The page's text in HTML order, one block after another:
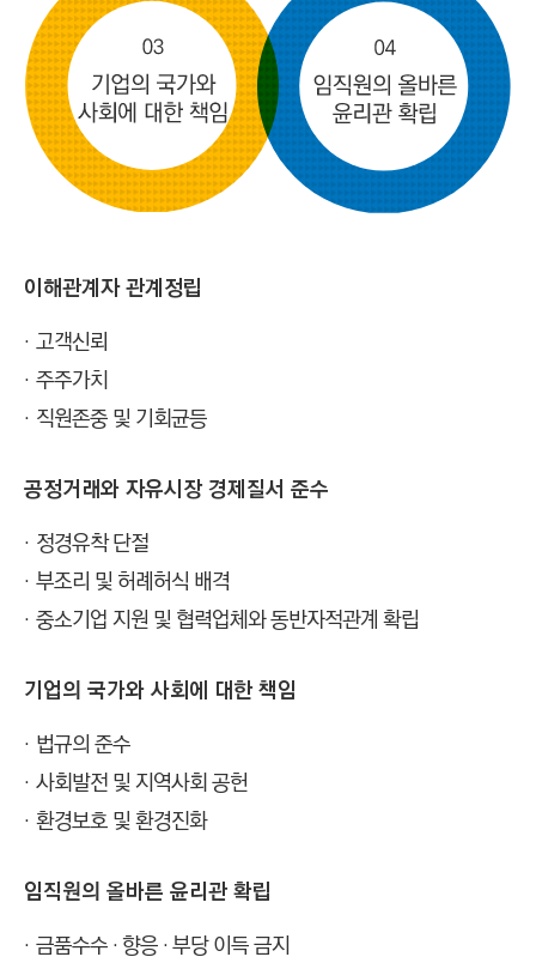
이해관계자 관계정립
고객신뢰
주주가치
직원존중 및 기회균등
공정거래와 자유시장 경제질서 준수
정경유착 단절
부조리 및 허례허식 배격
중소기업 지원 및 협력업체와 동반자적관계 확립
기업의 국가와 사회에 대한 책임
법규의 준수
사회발전 및 지역사회 공헌
환경보호 및 환경진화
임직원의 올바른 윤리관 확립
금품수수 · 향응 · 부당 이득 금지